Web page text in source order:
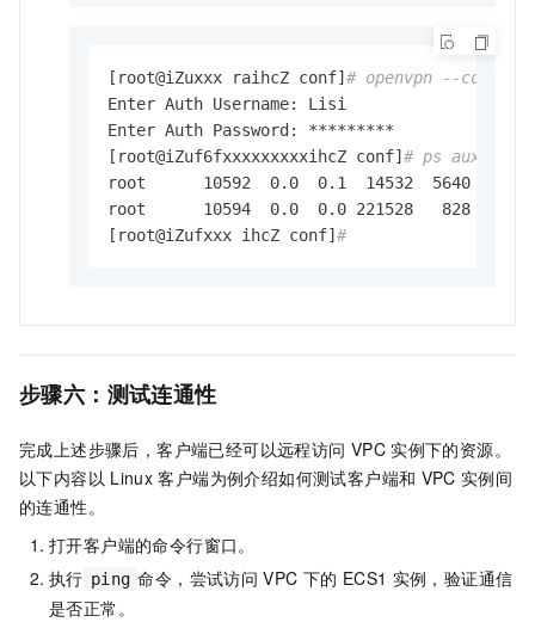
[root@iZuxxx raihcZ conf] # openvpn --config
Enter Auth Username: Lisi
Enter Auth Password: *********
[root@iZuf6fxxxxxxxxxihcZ conf] # ps aux |
root      10592  0.0  0.1  14532  5640 ?
root      10594  0.0  0.0 221528   828 pts/
[root@iZufxxx ihcZ conf] #
步骤六：测试连通性
完成上述步骤后，客户端已经可以远程访问 VPC 实例下的资源。
以下内容以 Linux 客户端为例介绍如何测试客户端和 VPC 实例间
的连通性。
打开客户端的命令行窗口。
执行 ping 命令，尝试访问 VPC 下的 ECS1 实例，验证通信
是否正常。